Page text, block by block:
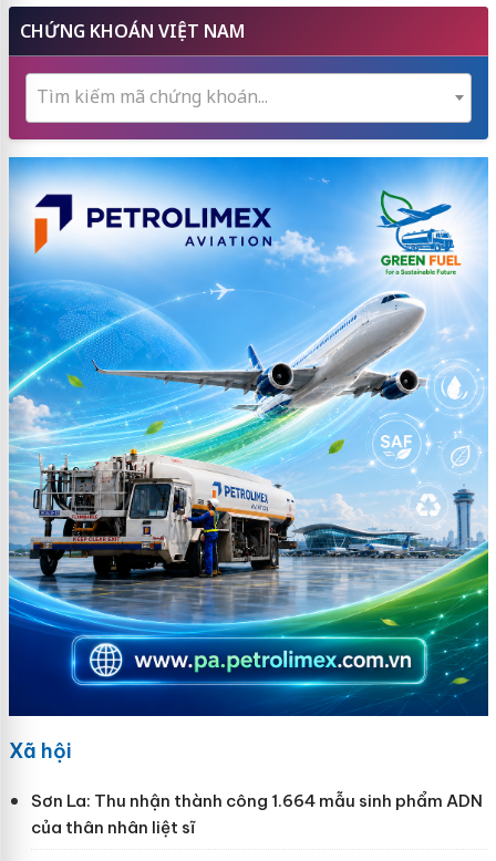
CHỨNG KHOÁN VIỆT NAM
Tìm kiếm mã chứng khoán...
Xã hội
Sơn La: Thu nhận thành công 1.664 mẫu sinh phẩm ADN
của thân nhân liệt sĩ